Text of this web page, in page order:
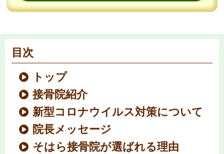
目次
トップ
接骨院紹介
新型コロナウイルス対策について
院長メッセージ
そはら接骨院が選ばれる理由